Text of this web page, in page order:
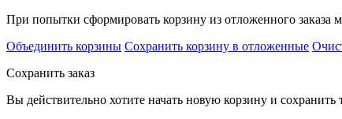
При попытки сформировать корзину из отложенного
Объединить корзины Сохранить корзину в отложенные
Сохранить заказ
Вы действительно хотите начать новую корзину и